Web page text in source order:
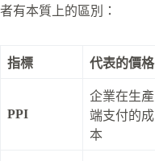
者有本質上的區別：
指標 代表的價格
PPI
企業在生產
端支付的成
本